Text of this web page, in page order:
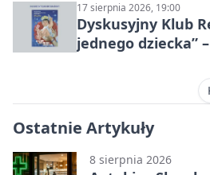
17 sierpnia 2026, 19:00
Dyskusyjny Klub
jednego dziecka”
Ostatnie Artykuły
8 sierpnia 2026